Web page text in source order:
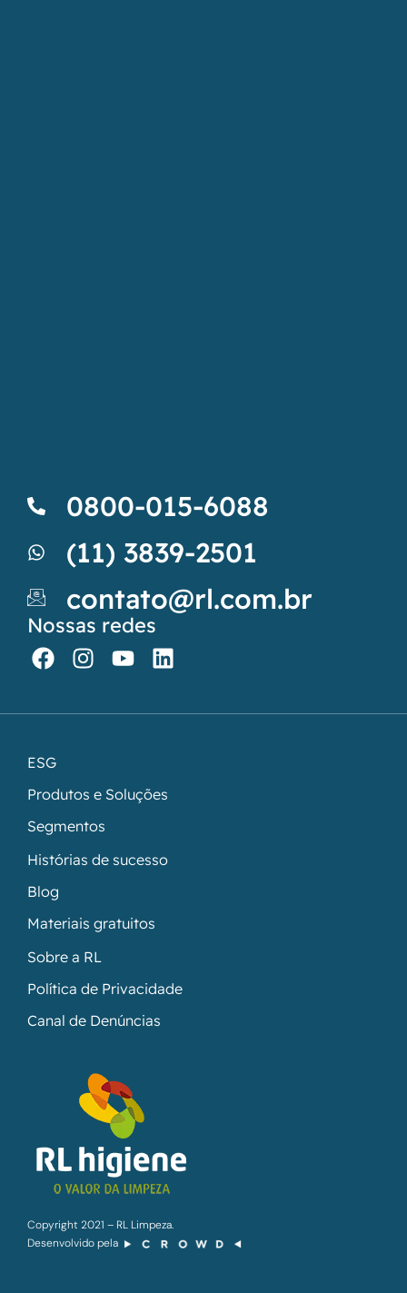
0800-015-6088
(11) 3839-2501
contato@rl.com.br
Nossas redes
ESG
Produtos e Soluções
Segmentos
Histórias de sucesso
Blog
Materiais gratuitos
Sobre a RL
Política de Privacidade
Canal de Denúncias
Copyright 2021 – RL Limpeza.
Desenvolvido pela